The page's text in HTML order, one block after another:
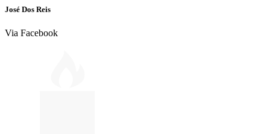
José Dos Reis
Via Facebook